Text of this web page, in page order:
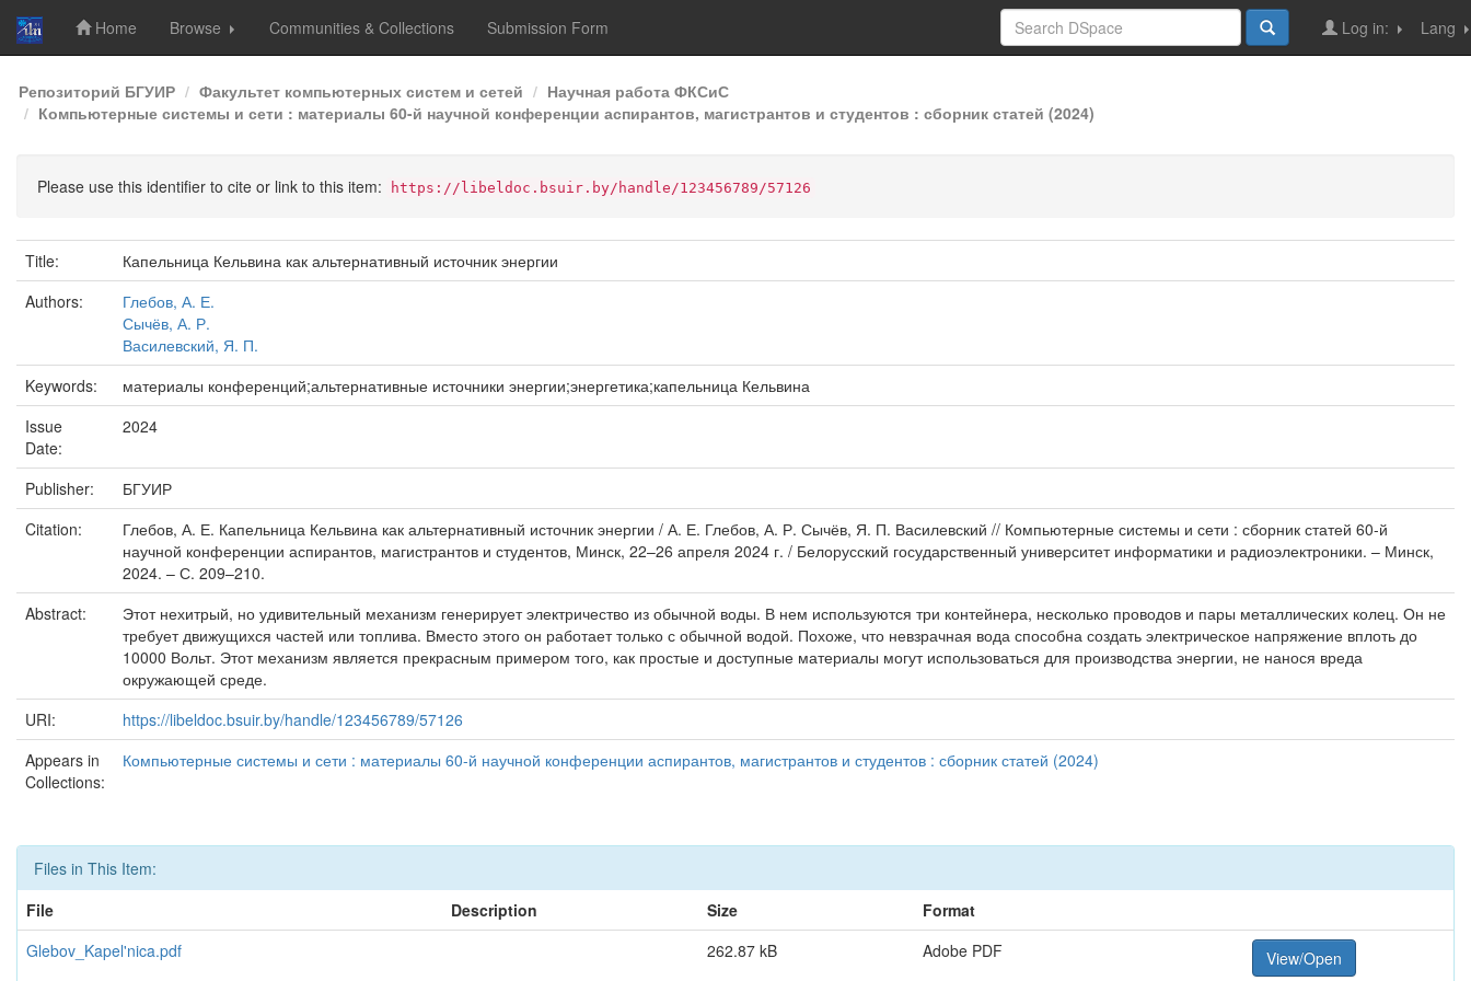
Skip
navigation
Home Browse Communities & Collections Submission Form Lang
Log in:
Репозиторий БГУИР Факультет компьютерных систем и сетей
Научная работа ФКСиС
Компьютерные системы и сети : материалы 60-й научной конференции аспирантов, магистрантов и студентов : сборник статей (2024)
Please use this identifier to cite or link to this item: https://libeldoc.bsuir.by/handle/123456789/57126
Title:
Капельница Кельвина как альтернативный источник энергии
Authors:
Глебов, А. Е.
Сычёв, А. Р.
Василевский, Я. П.
Keywords:
материалы конференций;альтернативные источники энергии;энергетика;капельница Кельвина
Issue
Date:
2024
Publisher:
БГУИР
Citation:
Глебов, А. Е. Капельница Кельвина как альтернативный источник энергии / А. Е. Глебов, А. Р. Сычёв, Я. П. Василевский // Компьютерные системы и сети : сборник статей 60-й
научной конференции аспирантов, магистрантов и студентов, Минск, 22–26 апреля 2024 г. / Белорусский государственный университет информатики и радиоэлектроники. – Минск,
2024. – С. 209–210.
Abstract:
Этот нехитрый, но удивительный механизм генерирует электричество из обычной воды. В нем используются три контейнера, несколько проводов и пары металлических колец. Он не
требует движущихся частей или топлива. Вместо этого он работает только с обычной водой. Похоже, что невзрачная вода способна создать электрическое напряжение вплоть до
10000 Вольт. Этот механизм является прекрасным примером того, как простые и доступные материалы могут использоваться для производства энергии, не нанося вреда
окружающей среде.
URI:
https://libeldoc.bsuir.by/handle/123456789/57126
Appears in
Collections:
Компьютерные системы и сети : материалы 60-й научной конференции аспирантов, магистрантов и студентов : сборник статей (2024)
Files in This Item:
File
Description Size
Format
Glebov_Kapel'nica.pdf
262.87 kB Adobe PDF View/Open